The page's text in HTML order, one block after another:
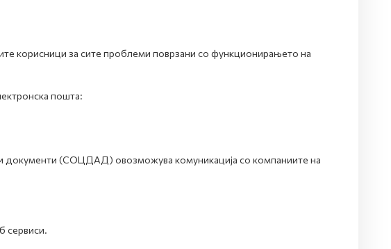
корисници за сите проблеми поврзани со функционирањето на
пошта:
документи (СОЦДАД) овозможува комуникација со компаниите на
сервиси.